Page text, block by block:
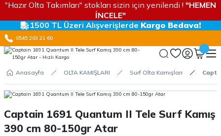
"Hazır Olta Takımları" stokları sizin için yenilendi ! "HEMEN
İNCELE"
1500 TL Üzeri Alışverişlerde Kargo Bedava!
0545 203 21 60
Anasayfa OLTA KAMIŞLARI Surf Olta Kamışları
Captain 1691 Quantum II Tele Surf Kamış
390 cm 80-150gr Atar